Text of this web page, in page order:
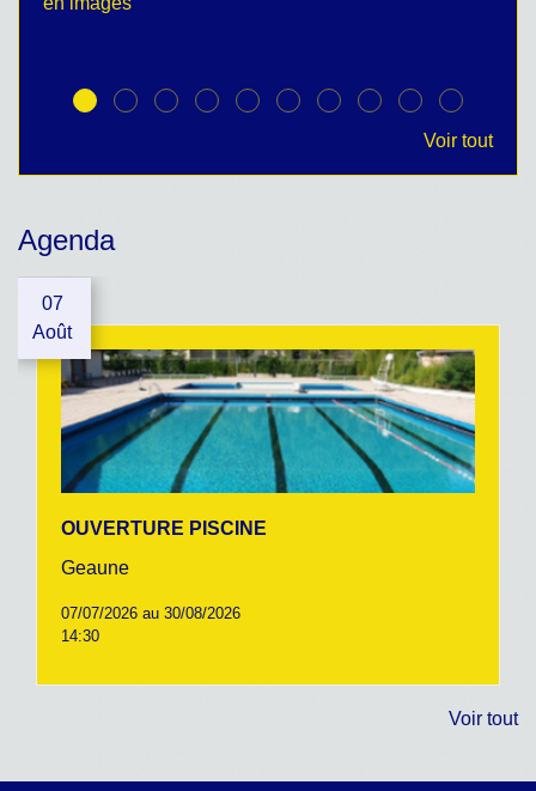
Voir tout
Agenda
07
Août
OUVERTURE PISCINE
Geaune
07/07/2026 au 30/08/2026
14:30
Voir tout